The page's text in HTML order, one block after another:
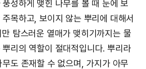
성하게 맺힌 나무를 볼 때 눈에 보
목하고, 보이지 않는 뿌리에 대해서
탐스러운 열매가 맺히기까지는 물
리의 역할이 절대적입니다. 뿌리라
도 존재할 수 없으며, 가지가 아무